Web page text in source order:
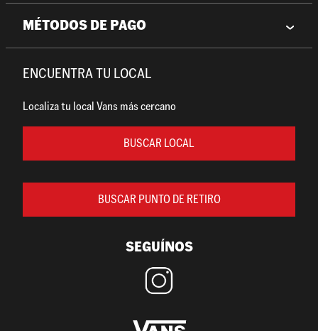
MÉTODOS DE PAGO
ENCUENTRA TU LOCAL
Localiza tu local Vans más cercano
BUSCAR LOCAL
BUSCAR PUNTO DE RETIRO
SEGUÍNOS